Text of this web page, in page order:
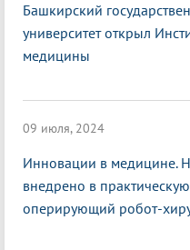
Башкирский
университет открыл
медицины
09 июля, 2024
Инновации в медицине.
внедрено в
оперирующий робот-